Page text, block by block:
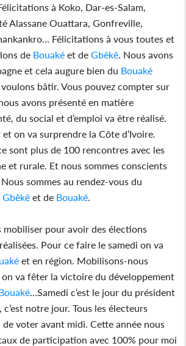
à Koko, Dar-es-Salam,
Alassane Ouattara, Gonfreville,
Félicitations à vous toutes et
de Bouaké et de Gbêkê. Nous avons
et cela augure bien du Bouaké
bâtir. Vous pouvez compter sur
avons présenté en matière
du social et d’emploi va être réalisé.
on va surprendre la Côte d’Ivoire.
sont plus de 100 rencontres avec les
et rurale. Et nous sommes conscients
sommes au rendez-vous du
Gbêkê et de Bouaké.
mobiliser pour avoir des élections
Pour ce faire le samedi on va
et en région. Mobilisons-nous
on va fêter la victoire du développement
…Samedi c’est le jour du président
notre jour. Tous les électeurs
voter avant midi. Cette année nous
de participation avec 100% pour moi